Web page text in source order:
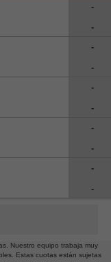
-
-
-
-
-
-
-
-
-
-
Nuestro equipo trabaja muy
Estas cuotas están sujetas